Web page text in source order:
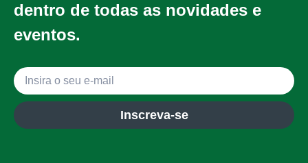
dentro de todas as novidades e
eventos.
Inscreva-se